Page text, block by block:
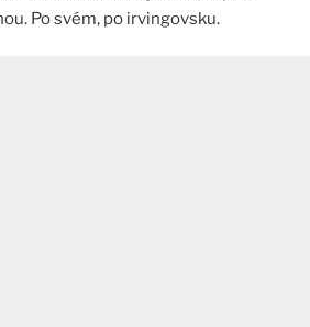
Po svém, po irvingovsku.